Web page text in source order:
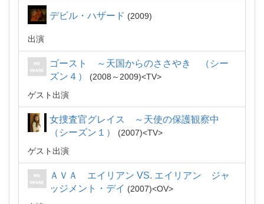
デビル・ハザード 2009
出演
ゴースト ～天国からのささやき （シー
ズン４）
2008～2009
TV
ゲスト出演
女捜査官グレイス ～天使の保護観察中
（シーズン１）
2007
TV
ゲスト出演
ＡＶＡ エイリアン VS. エイリアン ジャ
ッジメント・デイ
2007
OV